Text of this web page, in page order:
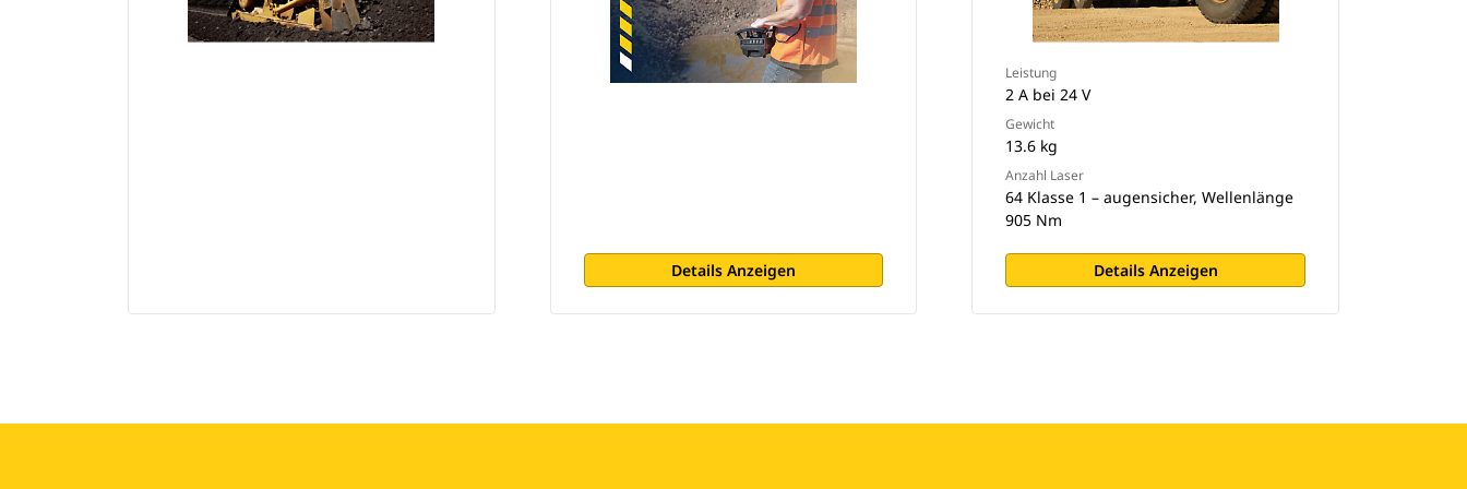
AutoRip und Autocarry (sofern an
der Maschine vorhanden).
Details Anzeigen
Leistung
2 A bei 24 V
Gewicht
13.6 kg
Anzahl Laser
64 Klasse 1 – augensicher, Wellenlänge
905 Nm
Details Anzeigen